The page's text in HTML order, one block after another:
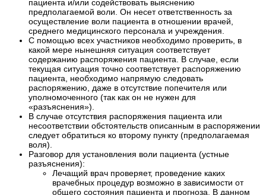
пациента и/или содействовать выяснению
предполагаемой воли. Он несет ответственность за
осуществление воли пациента в отношении врачей,
среднего медицинского персонала и учреждения.
С помощью всех участников необходимо проверить, в
какой мере нынешняя ситуация соответствует
содержанию распоряжения пациента. В случае, если
текущая ситуация точно соответствует распоряжению
пациента, необходимо напрямую следовать
распоряжению, даже в отсутствие попечителя или
уполномоченного (так как он не нужен для
«разъяснения»).
В случае отсутствия распоряжения пациента или
несоответствии обстоятельств описанным в распоряжении
следует обратиться ко второму пункту (предполагаемая
воля).
Разговор для установления воли пациента (устные
разъяснения):
Лечащий врач проверяет, проведение каких
врачебных процедур возможно в зависимости от
общего состояния пациента и прогноза. В данном